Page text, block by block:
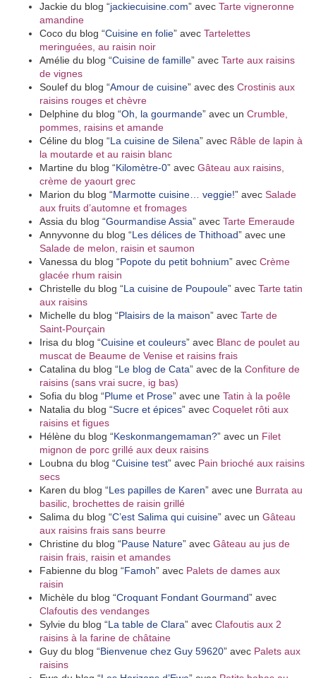
Jackie du blog “jackiecuisine.com” avec Tarte vigneronne
amandine
Coco du blog “Cuisine en folie” avec Tartelettes
meringuées, au raisin noir
Amélie du blog “Cuisine de famille” avec Tarte aux raisins
de vignes
Soulef du blog “Amour de cuisine” avec des Crostinis aux
raisins rouges et chèvre
Delphine du blog “Oh, la gourmande” avec un Crumble,
pommes, raisins et amande
Céline du blog “La cuisine de Silena” avec Râble de lapin à
la moutarde et au raisin blanc
Martine du blog “Kilomètre-0” avec Gâteau aux raisins,
crème de yaourt grec
Marion du blog “Marmotte cuisine… veggie!” avec Salade
aux fruits d’automne et fromages
Assia du blog “Gourmandise Assia” avec Tarte Emeraude
Annyvonne du blog “Les délices de Thithoad” avec une
Salade de melon, raisin et saumon
Vanessa du blog “Popote du petit bohnium” avec Crème
glacée rhum raisin
Christelle du blog “La cuisine de Poupoule” avec Tarte tatin
aux raisins
Michelle du blog “Plaisirs de la maison” avec Tarte de
Saint-Pourçain
Irisa du blog “Cuisine et couleurs” avec Blanc de poulet au
muscat de Beaume de Venise et raisins frais
Catalina du blog “Le blog de Cata” avec de la Confiture de
raisins (sans vrai sucre, ig bas)
Sofia du blog “Plume et Prose” avec une Tatin à la poêle
Natalia du blog “Sucre et épices” avec Coquelet rôti aux
raisins et figues
Hélène du blog “Keskonmangemaman?” avec un Filet
mignon de porc grillé aux deux raisins
Loubna du blog “Cuisine test” avec Pain brioché aux raisins
secs
Karen du blog “Les papilles de Karen” avec une Burrata au
basilic, brochettes de raisin grillé
Salima du blog “C’est Salima qui cuisine” avec un Gâteau
aux raisins frais sans beurre
Christine du blog “Pause Nature” avec Gâteau au jus de
raisin frais, raisin et amandes
Fabienne du blog “Famoh” avec Palets de dames aux
raisin
Michèle du blog “Croquant Fondant Gourmand” avec
Clafoutis des vendanges
Sylvie du blog “La table de Clara” avec Clafoutis aux 2
raisins à la farine de châtaine
Guy du blog “Bienvenue chez Guy 59620” avec Palets aux
raisins